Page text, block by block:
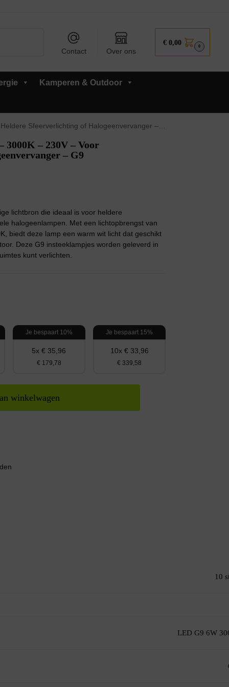
Contact Over ons
€ 0,00 0
Kamperen & Outdoor
of Halogeenvervanger – G9 Insteeklampje – 10 stuks
3000K – 230V – Voor
– G9
lichtbron die ideaal is voor heldere
halogeenlampen. Met een lichtopbrengst van
biedt deze lamp een warm wit licht dat geschikt
Deze G9 insteeklampjes worden geleverd in
kunt verlichten.
Je bespaart 10%
5x € 35,96
€ 179,78
Je bespaart 15%
10x € 33,96
€ 339,58
winkelwagen
10
LED G9 6W